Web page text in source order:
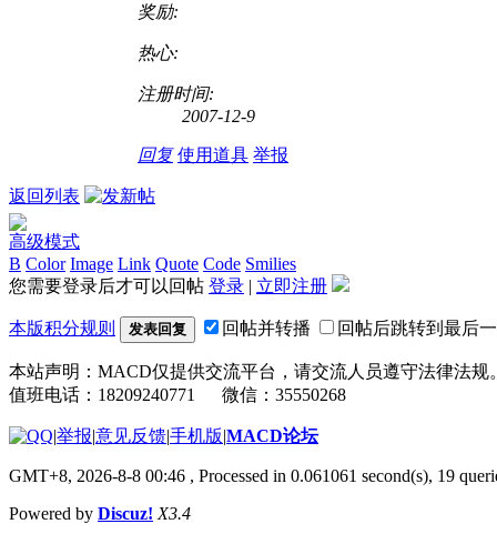
奖励:
热心:
注册时间:
2007-12-9
回复 使用道具 举报
返回列表
高级模式
B Color Image Link Quote Code Smilies
您需要登录后才可以回帖 登录 | 立即注册
本版积分规则 发表回复 回帖并转播 回帖后跳转到最后
本站声明：MACD仅提供交流平台，请交流人员遵守法律法规
值班电话：18209240771 微信：35550268
|举报|意见反馈|手机版|MACD论坛
GMT+8, 2026-8-8 00:46 , Processed in 0.061061 second(s), 19
Powered by Discuz! X3.4